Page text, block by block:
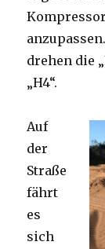
drehen die
„H4“.
Auf
der
Straße
fährt
es
sich